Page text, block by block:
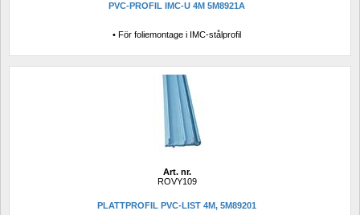
PVC-PROFIL IMC-U 4M 5M8921A
• För foliemontage i IMC-stålprofil
Art. nr.
ROVY109
PLATTPROFIL PVC-LIST 4M, 5M89201